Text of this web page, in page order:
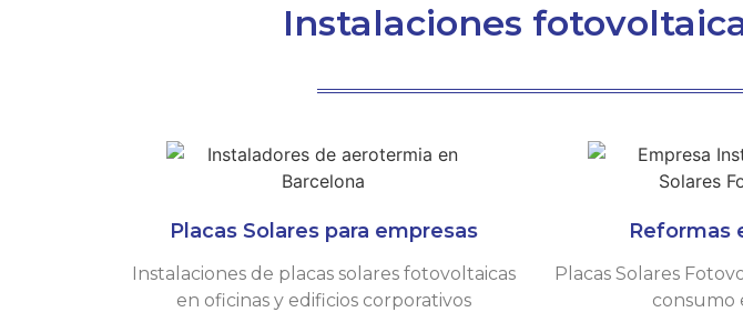
Instalaciones
Placas Solares para empresas
Instalaciones de placas solares fotovoltaicas
en oficinas y edificios corporativos
Reformas
Placas Solares
consumo